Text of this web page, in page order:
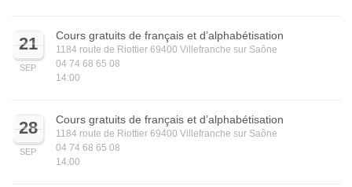
21
SEP
Cours gratuits de français et d’alphabétisation
1184 route de Riottier 69400 Villefranche sur Saône
04 74 68 65 08
14:00
28
SEP
Cours gratuits de français et d’alphabétisation
1184 route de Riottier 69400 Villefranche sur Saône
04 74 68 65 08
14:00